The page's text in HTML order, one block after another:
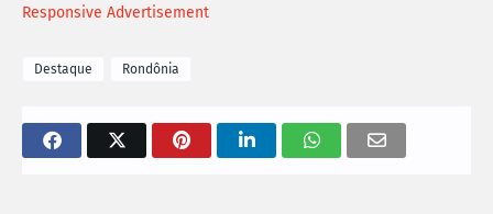
Responsive Advertisement
Destaque Rondônia